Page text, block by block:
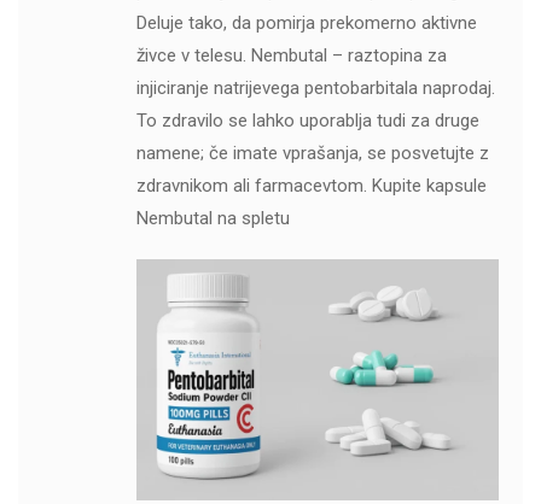
Deluje tako, da pomirja prekomerno aktivne
živce v telesu. Nembutal – raztopina za
injiciranje natrijevega pentobarbitala naprodaj.
To zdravilo se lahko uporablja tudi za druge
namene; če imate vprašanja, se posvetujte z
zdravnikom ali farmacevtom. Kupite kapsule
Nembutal na spletu